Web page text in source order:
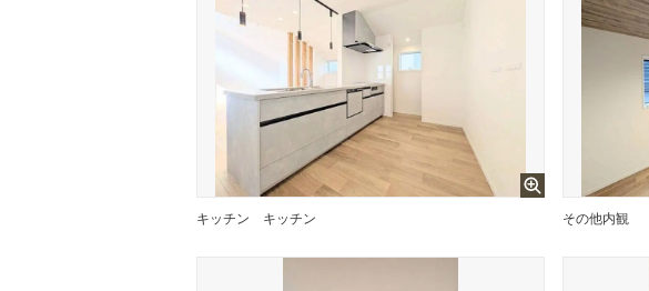
キッチン キッチン その他内観